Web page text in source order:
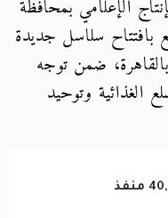
الإعلامي بمحافظة
بافتتاح سلاسل جديدة
ضمن توجه
الغذائية وتوحيد